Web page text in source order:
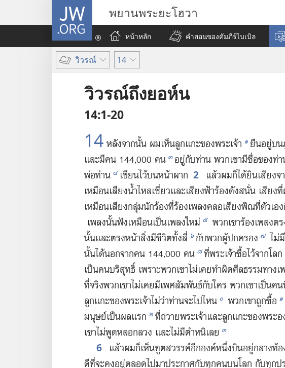
JW.ORG พยานพระยะโฮวา
หน้าหลัก
คำสอนของคัมภีร์ไบเบิล
วิวรณ์ 14
วิวรณ์ถึงยอห์น
14:1-20
14 หลัง​จาก​นั้น ผม​เห็น​ลูก​แกะ​ของ​พระเจ้า ๑ ยืน​อยู่​บน​
และ​มี​คน 144,000 คน ๓ อยู่​กับ​ท่าน พวก​เขา​มี​ชื่อ​ของ​ท่
พ่อ​ท่าน ๔ เขียน​ไว้​บน​หน้าผาก 2
แล้ว​ผม​ก็​ได้​ยิน​เสียง​จ
เหมือน​เสียง​น้ำ​ไหล​เชี่ยว​และ​เสียง​ฟ้า​ร้อง​ดัง​สนั่น เสียง​
เหมือน​เสียง​กลุ่ม​นัก​ร้อง​ที่​ร้อง​เพลง​คลอ​เสียง​พิณ​ที่​ตัว​เอ
เพลง​นั้น​ฟัง​เหมือน​เป็น​เพลง​ใหม่ ๕ พวก​เขา​ร้อง​เพลง​ต
นั้น​และ​ตรง​หน้า​สิ่ง​มี​ชีวิต​ทั้ง​สี่ ๖ กับ​พวก​ผู้​ปกครอง ๗
ไม่​
นั้น​ได้​นอก​จาก​คน 144,000 คน ๘ ที่​พระเจ้า​ซื้อ​ไว้​จาก​โลก
เป็น​คน​บริสุทธิ์ เพราะ​พวก​เขา​ไม่​เคย​ทำ​ผิด​ศีลธรรม​ทาง​
ที่​จริง​พวก​เขา​ไม่​เคย​มี​เพศ​สัมพันธ์​กับ​ใคร พวก​เขา​เป็น​ค
ลูก​แกะ​ของ​พระเจ้า​ไม่​ว่า​ท่าน​จะ​ไป​ไหน ๐ พวก​เขา​ถูก​ซื้อ ๑
มนุษย์​เป็น​ผล​แรก ๒ ที่​ถวาย​พระเจ้า​และ​ลูก​แกะ​ของ​พระ
เขา​ไม่​พูด​หลอก​ลวง และ​ไม่​มี​ตำหนิ​เลย ๓
6
แล้ว​ผม​ก็​เห็น​ทูตสวรรค์​อีก​องค์​หนึ่ง​บิน​อยู่​กลาง​ท้อ
ดี​ที่​จะ​คง​อยู่​ตลอด​ไป​มา​ประกาศ​กับ​ทุก​คน​บน​โลก กับ​ทุก​ป